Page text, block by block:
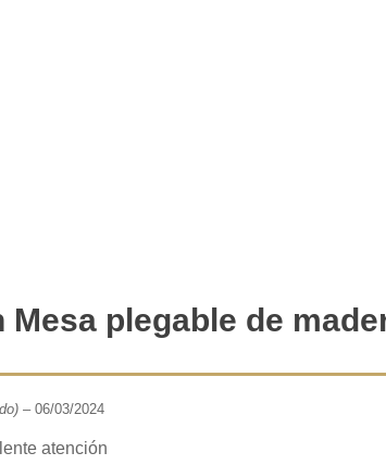
Mesa plegable de
– 06/03/2024
atención